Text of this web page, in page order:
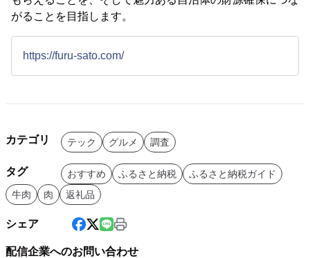
がることを目指します。
https://furu-sato.com/
カテゴリ テック グルメ 調査
タグ おすすめ ふるさと納税
ふるさと納税ガイド
牛肉
肉 返礼品
シェア
配信企業へのお問い合わせ